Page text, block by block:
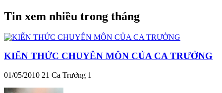
Tin xem nhiều trong tháng
KIẾN THỨC CHUYÊN MÔN CỦA CA TRƯỞNG
01/05/2010 21 Ca Trưởng 1